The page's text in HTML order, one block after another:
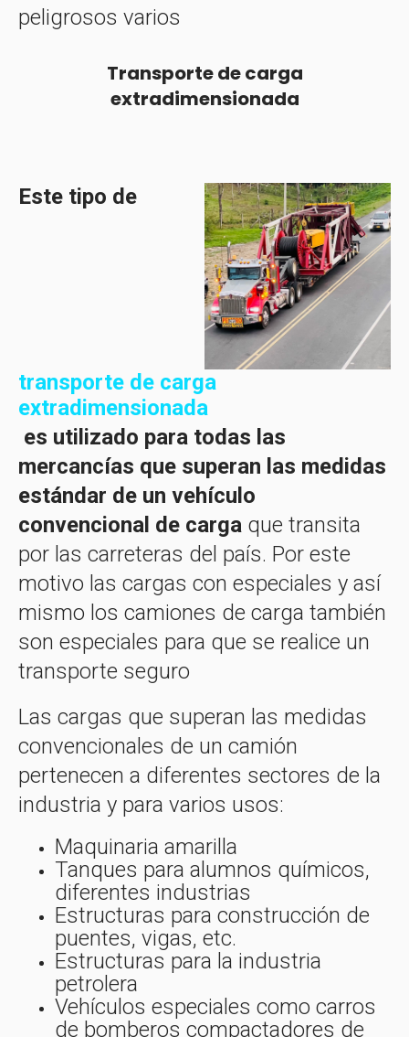
peligrosos varios
Transporte de carga
extradimensionada
Este tipo de
transporte de carga
extradimensionada
es utilizado para todas las
mercancías que superan las medidas
estándar de un vehículo
convencional de carga que transita
por las carreteras del país. Por este
motivo las cargas con especiales y así
mismo los camiones de carga también
son especiales para que se realice un
transporte seguro
Las cargas que superan las medidas
convencionales de un camión
pertenecen a diferentes sectores de la
industria y para varios usos:
Maquinaria amarilla
Tanques para alumnos químicos,
diferentes industrias
Estructuras para construcción de
puentes, vigas, etc.
Estructuras para la industria
petrolera
Vehículos especiales como carros
de bomberos compactadores de